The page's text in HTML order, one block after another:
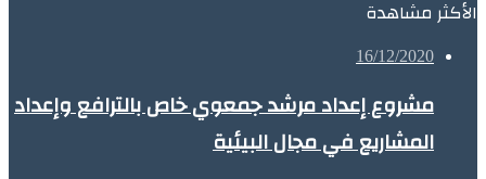
الأكثر مشاهدة
16/12/2020
مشروع إعداد مرشد جمعوي خاص بالترافع وإعداد
المشاريع في مجال البيئية